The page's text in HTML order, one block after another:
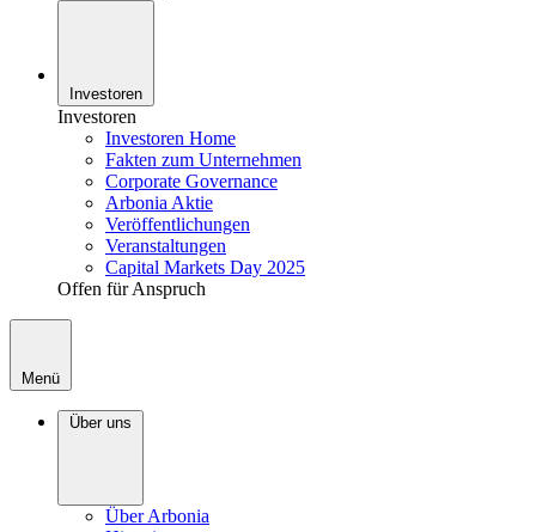
Investoren
Investoren
Investoren Home
Fakten zum Unternehmen
Corporate Governance
Arbonia Aktie
Veröffentlichungen
Veranstaltungen
Capital Markets Day 2025
Offen für Anspruch
Menü
Über uns
Über Arbonia